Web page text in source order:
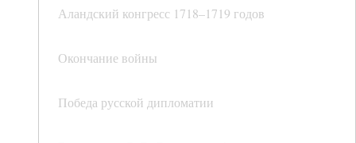
Аландский конгресс 1718–1719 годов
Окончание войны
Победа русской дипломатии